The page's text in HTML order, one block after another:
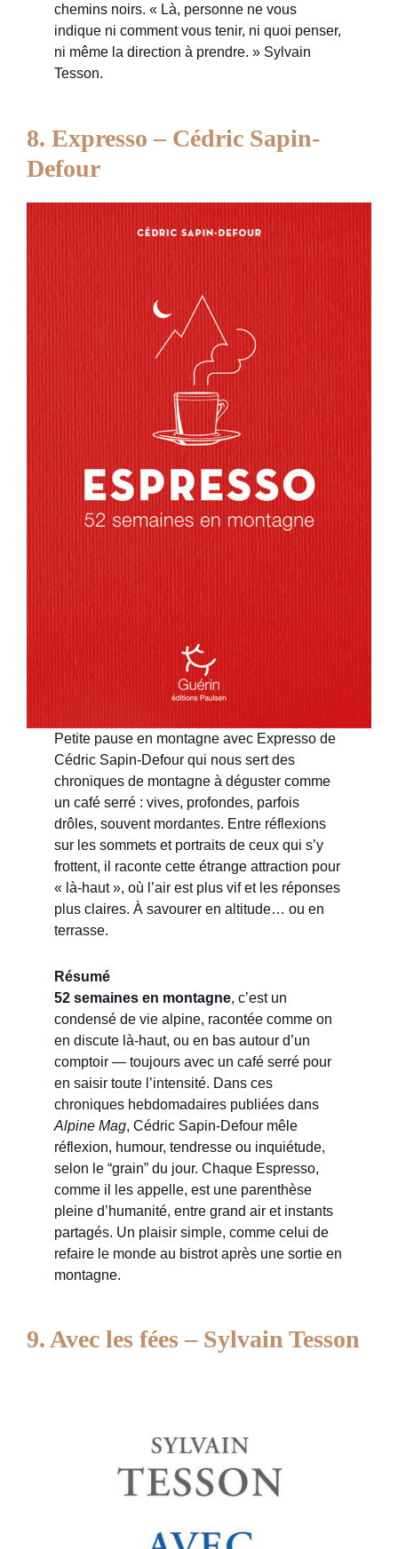
chemins noirs. « Là, personne ne vous
indique ni comment vous tenir, ni quoi penser,
ni même la direction à prendre. » Sylvain
Tesson.
8. Expresso – Cédric Sapin-
Defour
Petite pause en montagne avec Expresso de
Cédric Sapin-Defour qui nous sert des
chroniques de montagne à déguster comme
un café serré : vives, profondes, parfois
drôles, souvent mordantes. Entre réflexions
sur les sommets et portraits de ceux qui s’y
frottent, il raconte cette étrange attraction pour
« là-haut », où l’air est plus vif et les réponses
plus claires. À savourer en altitude… ou en
terrasse.
Résumé
52 semaines en montagne, c’est un
condensé de vie alpine, racontée comme on
en discute là-haut, ou en bas autour d’un
comptoir — toujours avec un café serré pour
en saisir toute l’intensité. Dans ces
chroniques hebdomadaires publiées dans
Alpine Mag, Cédric Sapin-Defour mêle
réflexion, humour, tendresse ou inquiétude,
selon le “grain” du jour. Chaque Espresso,
comme il les appelle, est une parenthèse
pleine d’humanité, entre grand air et instants
partagés. Un plaisir simple, comme celui de
refaire le monde au bistrot après une sortie en
montagne.
9. Avec les fées – Sylvain Tesson